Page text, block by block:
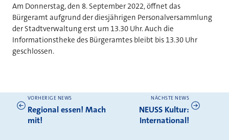
Am Donnerstag, den 8. September 2022, öffnet das
Bürgeramt aufgrund der diesjährigen Personalversammlung
der Stadtverwaltung erst um 13.30 Uhr. Auch die
Informationstheke des Bürgeramtes bleibt bis 13.30 Uhr
geschlossen.
Weitere News
VORHERIGE NEWS
Regional essen! Mach
mit!
NÄCHSTE NEWS
NEUSS Kultur:
International!